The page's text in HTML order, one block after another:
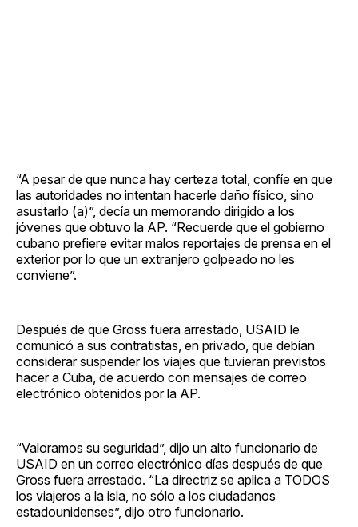
“A pesar de que nunca hay certeza total, confíe en que
las autoridades no intentan hacerle daño físico, sino
asustarlo (a)”, decía un memorando dirigido a los
jóvenes que obtuvo la AP. “Recuerde que el gobierno
cubano prefiere evitar malos reportajes de prensa en el
exterior por lo que un extranjero golpeado no les
conviene”.
Después de que Gross fuera arrestado, USAID le
comunicó a sus contratistas, en privado, que debían
considerar suspender los viajes que tuvieran previstos
hacer a Cuba, de acuerdo con mensajes de correo
electrónico obtenidos por la AP.
“Valoramos su seguridad”, dijo un alto funcionario de
USAID en un correo electrónico días después de que
Gross fuera arrestado. “La directriz se aplica a TODOS
los viajeros a la isla, no sólo a los ciudadanos
estadounidenses”, dijo otro funcionario.